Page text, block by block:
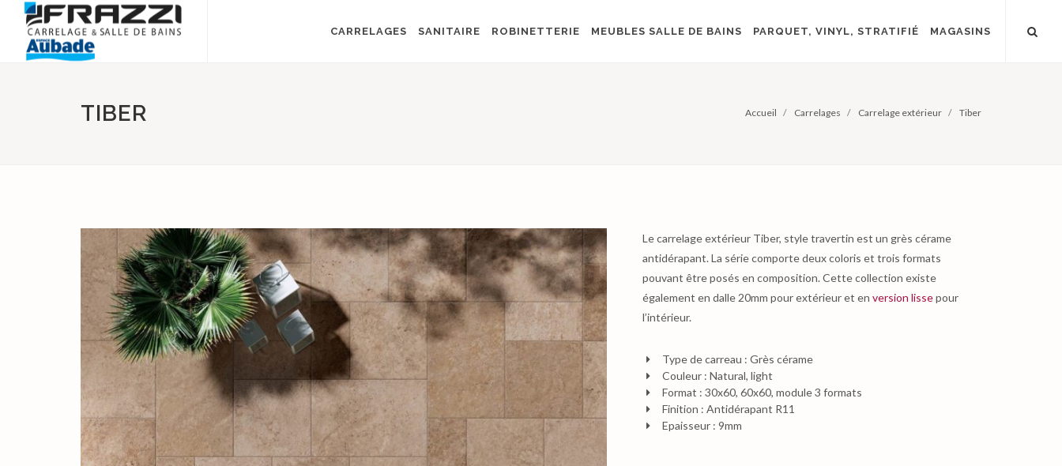
CARRELAGES SANITAIRE ROBINETTERIE MEUBLES SALLE DE BAINS PARQUET, VINYL, STRATIFIÉ MAGASINS
TIBER Accueil Carrelages Carrelage extérieur Tiber
Le carrelage extérieur Tiber, style travertin est un grès cérame
antidérapant. La série comporte deux coloris et trois formats
pouvant être posés en composition. Cette collection existe
également en dalle 20mm pour extérieur et enversion lissepour
l’intérieur.
Type de carreau : Grès cérame
Couleur : Natural, light
Format : 30x60, 60x60, module 3 formats
Finition : Antidérapant R11
Epaisseur : 9mm